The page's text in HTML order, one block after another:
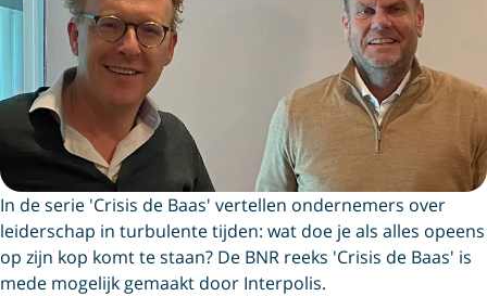
In de serie 'Crisis de Baas' vertellen ondernemers over
leiderschap in turbulente tijden: wat doe je als alles opeens
op zijn kop komt te staan? De BNR reeks 'Crisis de Baas' is
mede mogelijk gemaakt door Interpolis.